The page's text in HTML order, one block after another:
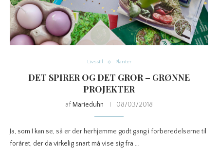
Livsstil Planter
DET SPIRER OG DET GROR – GRØNNE
PROJEKTER
af Marieduhn 08/03/2018
Ja, som I kan se, så er der herhjemme godt gang i forberedelserne til
foråret, der da virkelig snart må vise sig fra …